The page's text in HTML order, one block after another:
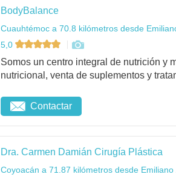
BodyBalance
Cuauhtémoc a 70.8 kilómetros desde
5,0
Somos un centro integral de nutrición y
nutricional, venta de suplementos y
Contactar
Dra. Carmen Damián Cirugía Plástica
Coyoacán a 71.87 kilómetros desde